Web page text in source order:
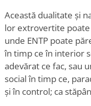
Această dualitate și
lor extrovertite
unde ENTP poate
în timp ce în interior
adevărat ce fac, sau
social în timp ce,
și în control; ca